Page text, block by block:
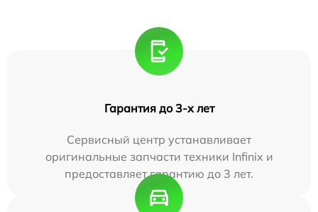
Гарантия до 3-х лет
Сервисный центр устанавливает
оригинальные запчасти техники Infinix и
предоставляет гарантию до 3 лет.